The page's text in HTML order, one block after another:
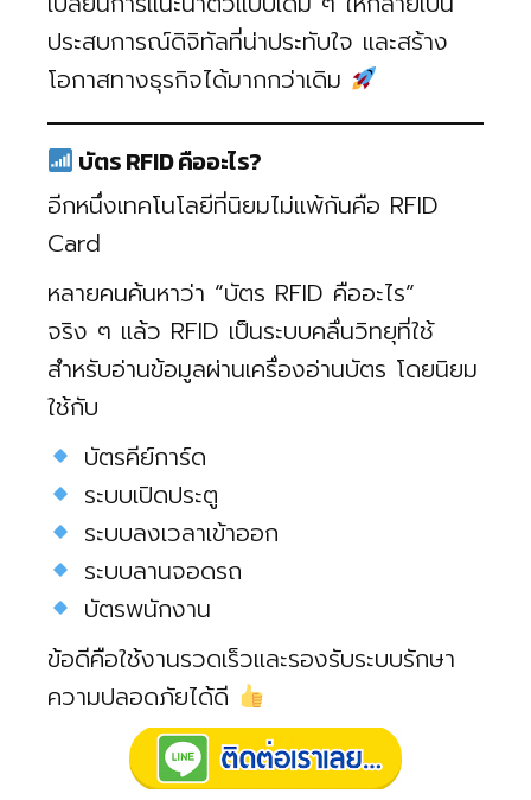
ประสบการณ์ดิจิทัลที่น่าประทับใจ และสร้าง
โอกาสทางธุรกิจได้มากกว่าเดิม
บัตร RFID คืออะไร?
อีกหนึ่งเทคโนโลยีที่นิยมไม่แพ้กันคือ RFID
Card
หลายคนค้นหาว่า “บัตร RFID คืออะไร”
จริง ๆ แล้ว RFID เป็นระบบคลื่นวิทยุที่ใช้
สำหรับอ่านข้อมูลผ่านเครื่องอ่านบัตร โดยนิยม
ใช้กับ
บัตรคีย์การ์ด
ระบบเปิดประตู
ระบบลงเวลาเข้าออก
ระบบลานจอดรถ
บัตรพนักงาน
ข้อดีคือใช้งานรวดเร็วและรองรับระบบรักษา
ความปลอดภัยได้ดี